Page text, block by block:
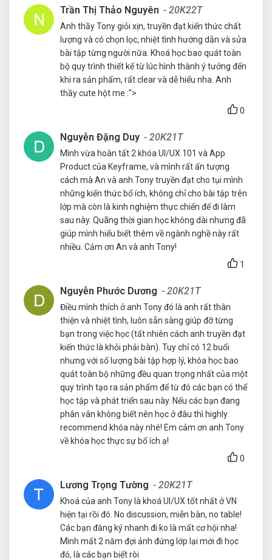
Trần Thị Thảo Nguyên - 20K22T
Anh thầy Tony giỏi xịn, truyền đạt kiến thức chất
lượng và có chọn lọc, nhiệt tình hướng dẫn và sửa
bài tập từng người nữa. Khoá học bao quát toàn
bộ quy trình thiết kế từ lúc hình thành ý tưởng đến
khi ra sản phẩm, rất clear và dễ hiểu nha. Anh
thầy cute hột me :">
0
Nguyễn Đặng Duy - 20K21T
Mình vừa hoàn tất 2 khóa UI/UX 101 và App
Product của Keyframe, và mình rất ấn tượng
cách mà An và anh Tony truyền đạt cho tụi mình
những kiến thức bổ ích, không chỉ cho bài tập trên
lớp mà còn là kinh nghiệm thực chiến để đi làm
sau này. Quãng thời gian học không dài nhưng đã
giúp mình hiểu biết thêm về ngành nghề này rất
nhiều. Cảm ơn An và anh Tony!
1
Nguyễn Phước Dương - 20K21T
Điều mình thích ở anh Tony đó là anh rất thân
thiện và nhiệt tình, luôn sẵn sàng giúp đỡ từng
bạn trong việc học (tất nhiên cách anh truyền đạt
kiến thức là khỏi phải bàn). Tuy chỉ có 12 buổi
nhưng với số lượng bài tập hợp lý, khóa học bao
quát toàn bộ những đều quan trọng nhất của một
quy trình tạo ra sản phẩm để từ đó các bạn có thể
học tập và phát triển sau này. Nếu các bạn đang
phân vân không biết nên học ở đâu thì highly
recommend khóa này nhé! Em cảm ơn anh Tony
về khóa học thực sự bổ ích ạ!
0
Lương Trọng Tường - 20K21T
Khoá của anh Tony là khoá UI/UX tốt nhất ở VN
hiện tại rồi đó. No discussion, miễn bàn, no table!
Các bạn đăng ký nhanh đi ko là mất cơ hội nha!
Mình mất 2 năm đợi ảnh đứng lớp lại mới đi học
đó, là các bạn biết ròi